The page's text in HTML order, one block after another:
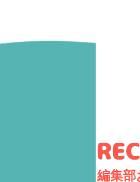
編集